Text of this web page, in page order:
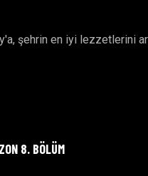
şehrin en iyi lezzetlerini
8. BÖLÜM